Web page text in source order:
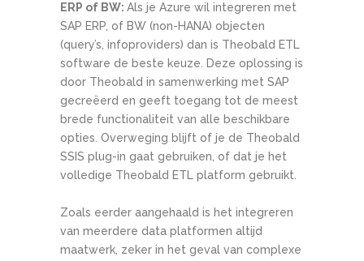
ERP of BW: Als je Azure wil integreren met
SAP ERP, of BW (non-HANA) objecten
(query’s, infoproviders) dan is Theobald ETL
software de beste keuze. Deze oplossing is
door Theobald in samenwerking met SAP
gecreëerd en geeft toegang tot de meest
brede functionaliteit van alle beschikbare
opties. Overweging blijft of je de Theobald
SSIS plug-in gaat gebruiken, of dat je het
volledige Theobald ETL platform gebruikt.
Zoals eerder aangehaald is het integreren
van meerdere data platformen altijd
maatwerk, zeker in het geval van complexe